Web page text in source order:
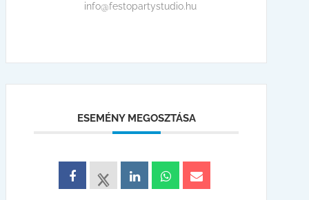
info@festopartystudio.hu
ESEMÉNY MEGOSZTÁSA